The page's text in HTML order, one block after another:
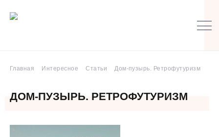
Главная Интересное Статьи Дом-пузырь. Ретрофутуризм
ДОМ-ПУЗЫРЬ. РЕТРОФУТУРИЗМ